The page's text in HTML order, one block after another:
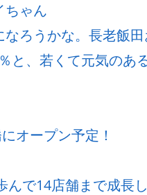
ちゃん
ろうかな。長老飯
と、若くて元気のあ
オープン予定！
で14店舗まで成長し